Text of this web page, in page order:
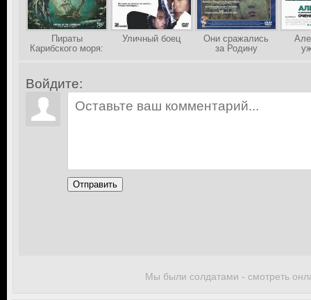
Мы были солдатами - смотреть
Пираты
Карибского моря:
Уличный боец
Они сражались
за Родину
Войдите:
Отправить